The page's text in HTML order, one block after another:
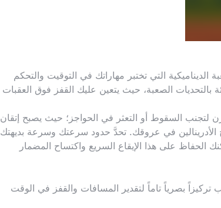
الديناميكية التي تختبر مهاراتك في التوقيت والتحكم
الصعبة، حيث يتعين عليك القفز فوق العقبات
لتجنب السقوط أو التعثر في الحواجز؛ حيث يصبح إتقان
في عروقك. تحدَّ حدود سرعتك وسرعة بديهتك
الحفاظ على هذا الإيقاع السريع واكتساح المضمار
بصرياً تاماً لتقدير المسافات والقفز في الوقت